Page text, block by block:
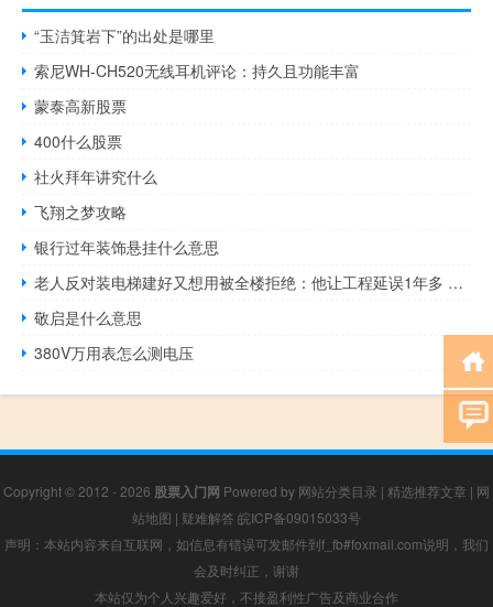
“玉洁箕岩下”的出处是哪里
索尼WH-CH520无线耳机评论：持久且功能丰富
蒙泰高新股票
400什么股票
社火拜年讲究什么
飞翔之梦攻略
银行过年装饰悬挂什么意思
老人反对装电梯建好又想用被全楼拒绝：他让工程延误1年多 到底什么情况呢
敬启是什么意思
380V万用表怎么测电压
Copyright © 2012 - 2026 股票入门网 Powered by 网站分类目录 | 精选推荐文章 | 网
站地图 | 疑难解答 皖ICP备09015033号
声明：本站内容来自互联网，如信息有错误可发邮件到f_fb#foxmail.com说明，我们
会及时纠正，谢谢
本站仅为个人兴趣爱好，不接盈利性广告及商业合作